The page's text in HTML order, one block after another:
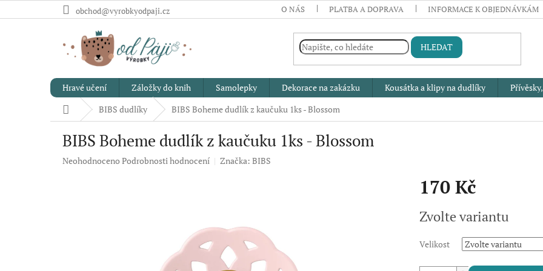
na
obchod@vyrobkyodpaji.cz O NÁS PLATBA A DOPRAVA INFORMACE K OBJEDNÁVKÁM
HLEDAT
Hravé učení Záložky do knih Samolepky Dekorace na zakázku Kousátka a klipy na dudlíky
Domů BIBS dudlíky BIBS Boheme dudlík z kaučuku 1ks - Blossom
BIBS Boheme dudlík z kaučuku 1ks - Blossom
Průměrné
Neohodnoceno Podrobnosti hodnocení Značka: BIBS
170 Kč
cena:
Zvolte variantu
Velikost